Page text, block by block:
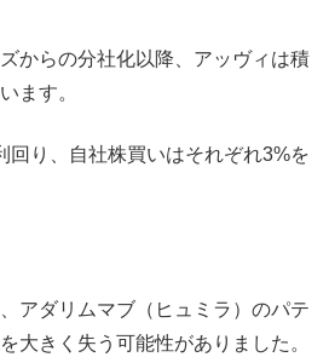
からの分社化以降、アッヴィは積
ます。
回り、自社株買いはそれぞれ3%を
アダリムマブ（ヒュミラ）のパテ
大きく失う可能性がありました。